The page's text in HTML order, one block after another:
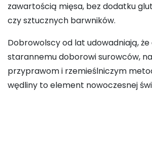
zawartością mięsa, bez dodatku
czy sztucznych barwników.
Dobrowolscy od lat udowadniają, że
starannemu doborowi surowców,
przyprawom i rzemieślniczym
wędliny to element nowoczesnej